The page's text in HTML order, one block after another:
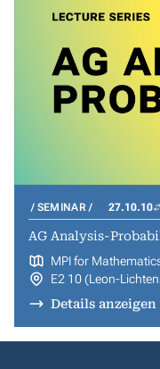
SEMINAR 27.10.10
AG Analysis-
MPI for
E2 10 (Leon-
Details anzeigen